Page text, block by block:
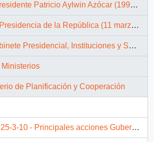
Patricio Aylwin Azócar (1990-1994)
Presidencia de la República (11 marzo 1990 – 11 marzo 1994)
Presidencial, Instituciones y Servicios
Ministerios
de Planificación y Cooperación
25-3-10 - Principales acciones Gubernamentales Período 1990-1991